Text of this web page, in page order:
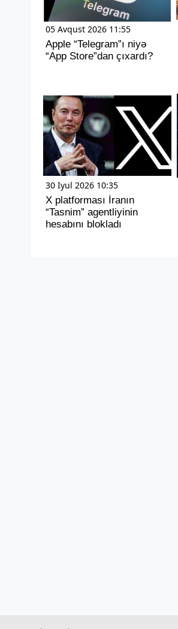
05 Avqust 2026 11:55
Apple “Telegram”ı niyə
“App Store”dan çıxardı?
30 Iyul 2026 10:35
X platforması İranın
“Tasnim” agentliyinin
hesabını blokladı